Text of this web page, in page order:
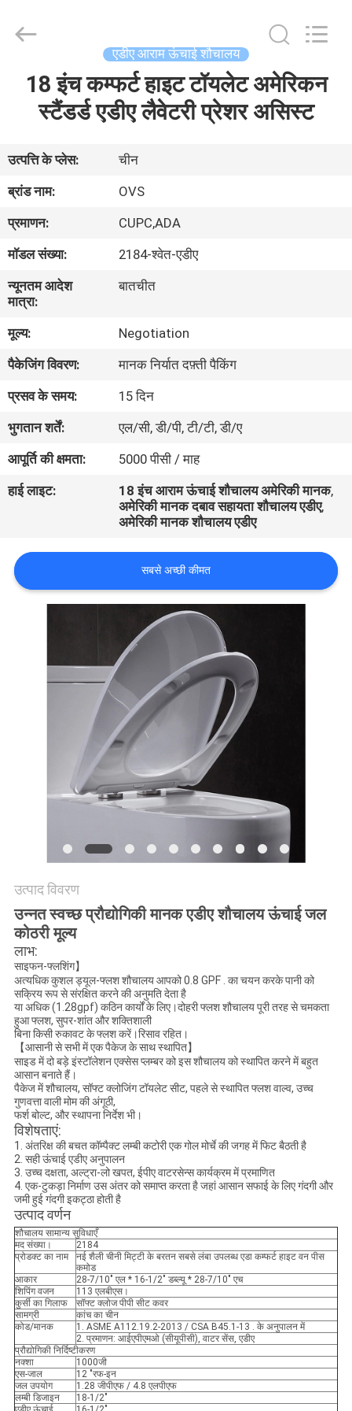
हमारे
बारे
कारखाना
गुणवत्ता
नियंत्रण
संपर्क
करें
मामलों
bathroomstoilet.com.
एडीए आराम ऊंचाई शौचालय
18 इंच कम्फर्ट हाइट टॉयलेट अमेरिकन
स्टैंडर्ड एडीए लैवेटरी प्रेशर असिस्ट
उत्पत्ति के प्लेस:
चीन
ब्रांड नाम:
OVS
प्रमाणन:
CUPC,ADA
मॉडल संख्या:
2184-श्वेत-एडीए
न्यूनतम आदेश
मात्रा:
बातचीत
मूल्य:
Negotiation
पैकेजिंग विवरण:
मानक निर्यात दफ़्ती पैकिंग
प्रसव के समय:
15 दिन
भुगतान शर्तें:
एल/सी, डी/पी, टी/टी, डी/ए
आपूर्ति की क्षमता:
5000 पीसी / माह
हाई लाइट:
18 इंच आराम ऊंचाई शौचालय अमेरिकी मानक,
अमेरिकी मानक दबाव सहायता शौचालय एडीए,
अमेरिकी मानक शौचालय एडीए
सबसे अच्छी कीमत
उत्पाद विवरण
उन्नत स्वच्छ प्रौद्योगिकी मानक एडीए शौचालय ऊंचाई जल
कोठरी मूल्य
लाभ:
साइफन-फ्लशिंग】
अत्यधिक कुशल ड्यूल-फ्लश शौचालय आपको 0.8 GPF . का चयन करके पानी को
सक्रिय रूप से संरक्षित करने की अनुमति देता है
या अधिक (1.28gpf) कठिन कार्यों के लिए।दोहरी फ्लश शौचालय पूरी तरह से चमकता
हुआ फ्लश, सुपर-शांत और शक्तिशाली
बिना किसी रुकावट के फ्लश करें।रिसाव रहित।
【आसानी से सभी में एक पैकेज के साथ स्थापित】
साइड में दो बड़े इंस्टॉलेशन एक्सेस प्लम्बर को इस शौचालय को स्थापित करने में बहुत
आसान बनाते हैं।
पैकेज में शौचालय, सॉफ्ट क्लोजिंग टॉयलेट सीट, पहले से स्थापित फ्लश वाल्व, उच्च
गुणवत्ता वाली मोम की अंगूठी,
फर्श बोल्ट, और स्थापना निर्देश भी।
विशेषताएं:
1. अंतरिक्ष की बचत कॉम्पैक्ट लम्बी कटोरी एक गोल मोर्चे की जगह में फिट बैठती है
2. सही ऊंचाई एडीए अनुपालन
3. उच्च दक्षता, अल्ट्रा-लो खपत, ईपीए वाटरसेन्स कार्यक्रम में प्रमाणित
4. एक-टुकड़ा निर्माण उस अंतर को समाप्त करता है जहां आसान सफाई के लिए गंदगी और
जमी हुई गंदगी इकट्ठा होती है
उत्पाद वर्णन
शौचालय सामान्य सुविधाएँ
मद संख्या।
2184
प्रोडक्ट का नाम
नई शैली चीनी मिट्टी के बरतन सबसे लंबा उपलब्ध एडा कम्फर्ट हाइट वन पीस
कमोड
आकार
28-7/10" एल * 16-1/2" डब्ल्यू * 28-7/10" एच
शिपिंग वजन
113 एलबीएस।
कुर्सी का गिलाफ
सॉफ्ट क्लोज पीपी सीट कवर
सामग्री
कांच का चीन
कोड/मानक
1. ASME A112.19.2-2013 / CSA B45.1-13 . के अनुपालन में
2. प्रमाणन: आईएपीएमओ (सीयूपीसी), वाटर सेंस, एडीए
प्रौद्योगिकी निर्दिष्टीकरण
नक्शा
1000जी
एस-जाल
12 "रफ-इन
जल उपयोग
1.28 जीपीएफ / 4.8 एलपीएफ
लम्बी डिजाइन
18-1/2"